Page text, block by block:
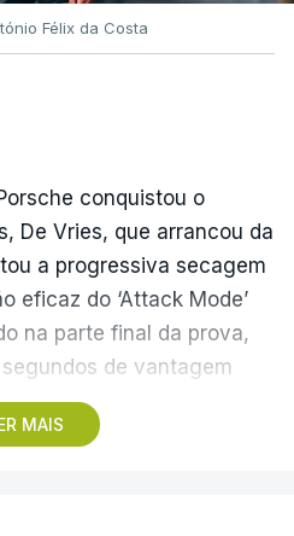
Félix da Costa
MAIS
conquistou o
De Vries, que arrancou da
a progressiva secagem
eficaz do ‘Attack Mode’
na parte final da prova,
de vantagem
Cassidy (Citroën) e 0,958
(Andretti).